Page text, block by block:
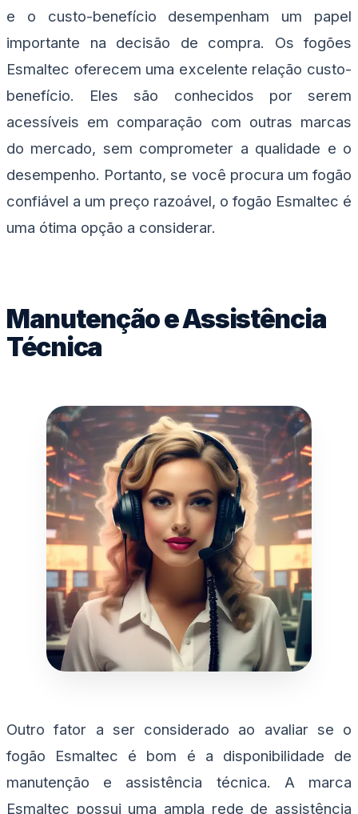
e o custo-benefício desempenham um papel
importante na decisão de compra. Os fogões
Esmaltec oferecem uma excelente relação custo-
benefício. Eles são conhecidos por serem
acessíveis em comparação com outras marcas
do mercado, sem comprometer a qualidade e o
desempenho. Portanto, se você procura um fogão
confiável a um preço razoável, o fogão Esmaltec é
uma ótima opção a considerar.
Manutenção e Assistência
Técnica
Outro fator a ser considerado ao avaliar se o
fogão Esmaltec é bom é a disponibilidade de
manutenção e assistência técnica. A marca
Esmaltec possui uma ampla rede de assistência